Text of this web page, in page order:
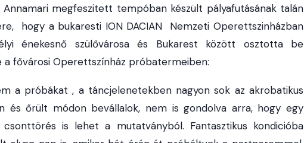
megfeszitett tempóban készült pályafutásának talán
hogy a bukaresti ION DACIAN Nemzeti Operettszinházban
énekesnő szülővárosa és Bukarest között osztotta be
fővárosi Operettszínház próbatermeiben:
a próbákat , a táncjelenetekben nagyon sok az akrobatikus
és őrült módon bevállalok, nem is gondolva arra, hogy egy
is lehet a mutatványból. Fantasztikus kondicióba